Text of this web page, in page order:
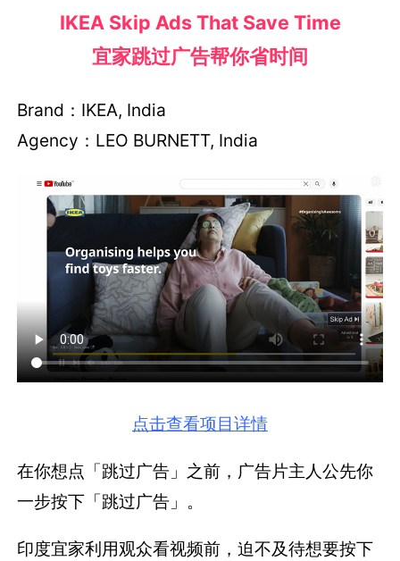
IKEA Skip Ads That Save Time
宜家跳过广告帮你省时间
Brand：IKEA, India
Agency：LEO BURNETT, India
点击查看项目详情
在你想点「跳过广告」之前，广告片主人公先你
一步按下「跳过广告」。
印度宜家利用观众看视频前，迫不及待想要按下